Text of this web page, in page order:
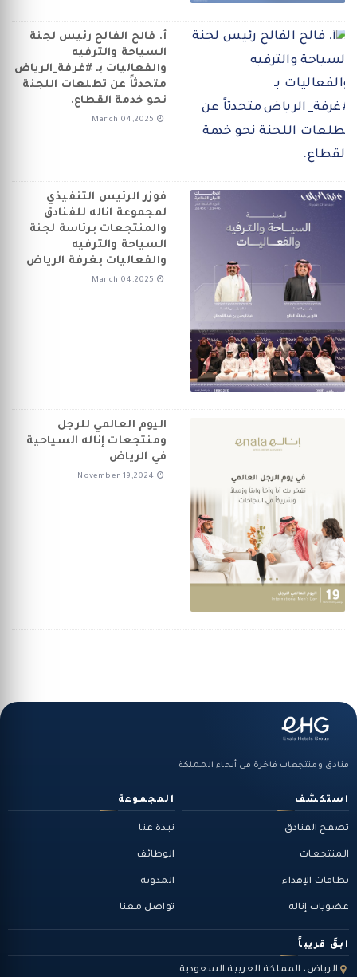
أ. فالح الفالح رئيس لجنة
السياحة والترفيه
والفعاليات بـ #غرفة_الرياض
متحدثاً عن تطلعات اللجنة
نحو خدمة القطاع.
فوزر الرئيس التنفيذي
لمجموعة اناله للفنادق
والمنتجعات برئاسة لجنة
السياحة والترفيه
والفعاليات بغرفة الرياض
اليوم العالمي للرجل
ومنتجعات إناله السياحية
في الرياض
فنادق ومنتجعات فاخرة في أنحاء المملكة
استكشف
تصفح الفنادق
المنتجعات
بطاقات الإهداء
عضويات إناله
المجموعة
نبذة عنا
الوظائف
المدونة
تواصل معنا
ابقَ قريباً
الرياض، المملكة العربية السعودية